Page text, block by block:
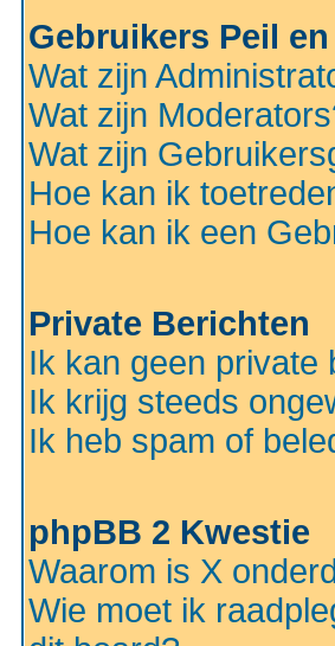
Gebruikers Peil
Wat zijn
Wat zijn
Wat zijn
Hoe kan ik
Hoe kan ik een
Private Berichten
Ik kan geen private
Ik krijg steeds
Ik heb spam of
phpBB 2 Kwestie
Waarom is X
Wie moet ik